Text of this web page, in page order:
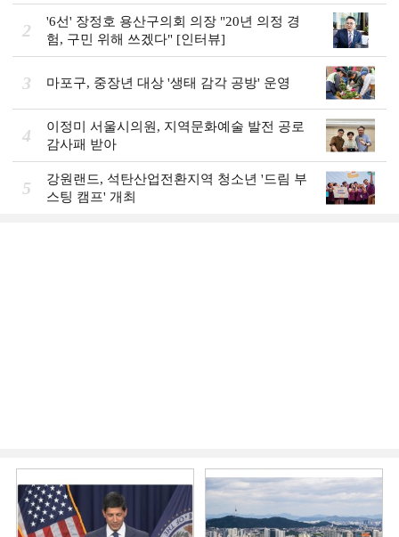
2
'6선' 장정호 용산구의회 의장 "20년 의정 경
험, 구민 위해 쓰겠다" [인터뷰]
3 마포구, 중장년 대상 '생태 감각 공방' 운영
4
이정미 서울시의원, 지역문화예술 발전 공로
감사패 받아
5
강원랜드, 석탄산업전환지역 청소년 '드림 부
스팅 캠프' 개최